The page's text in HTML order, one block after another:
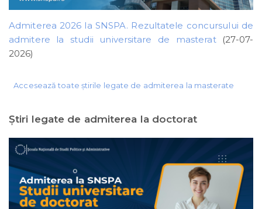
Admiterea 2026 la SNSPA. Rezultatele concursului de
admitere la studii universitare de masterat
(27-07-
2026)
Accesează toate știrile legate de admiterea la masterate
Ştiri legate de admiterea la doctorat